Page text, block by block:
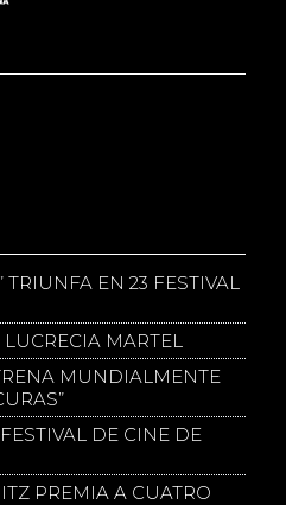
TRIUNFA EN 23 FESTIVAL
MARTEL
MUNDIALMENTE
DE CINE DE
PREMIA A CUATRO